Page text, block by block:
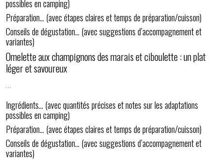
possibles en camping)
Préparation… (avec étapes claires et temps de préparation/cuisson)
Conseils de dégustation… (avec suggestions d’accompagnement et
variantes)
Omelette aux champignons des marais et ciboulette : un plat
léger et savoureux
Ingrédients… (avec quantités précises et notes sur les adaptations
possibles en camping)
Préparation… (avec étapes claires et temps de préparation/cuisson)
Conseils de dégustation… (avec suggestions d’accompagnement et
variantes)